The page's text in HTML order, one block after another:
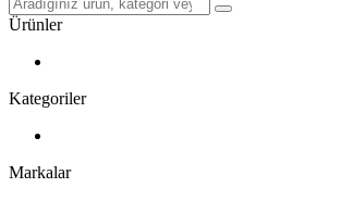
Ürünler
Kategoriler
Markalar